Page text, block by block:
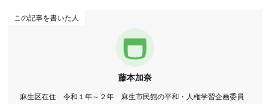
この記事を書いた人
藤本加奈
麻生区在住 令和１年～２年 麻生市民館の平和・人権学習企画委員